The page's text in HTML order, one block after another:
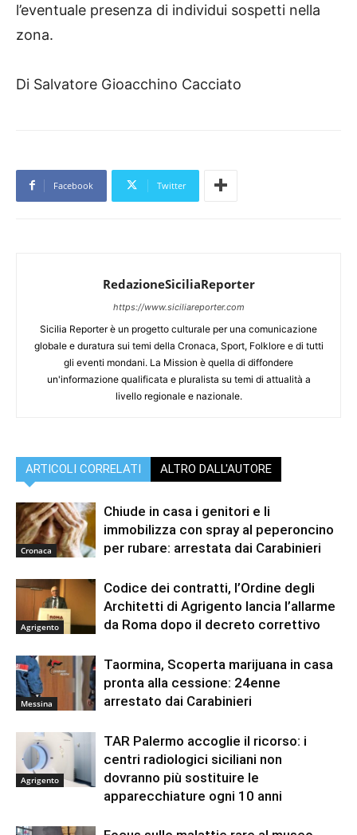
l’eventuale presenza di individui sospetti nella
zona.
Di Salvatore Gioacchino Cacciato
Facebook Twitter
RedazioneSiciliaReporter
https://www.siciliareporter.com
Sicilia Reporter è un progetto culturale per una comunicazione
globale e duratura sui temi della Cronaca, Sport, Folklore e di tutti
gli eventi mondani. La Mission è quella di diffondere
un'informazione qualificata e pluralista su temi di attualità a
livello regionale e nazionale.
ARTICOLI CORRELATI ALTRO DALL'AUTORE
Cronaca
Chiude in casa i genitori e li
immobilizza con spray al peperoncino
per rubare: arrestata dai Carabinieri
Agrigento
Codice dei contratti, l’Ordine degli
Architetti di Agrigento lancia l’allarme
da Roma dopo il decreto correttivo
Messina
Taormina, Scoperta marijuana in casa
pronta alla cessione: 24enne
arrestato dai Carabinieri
Agrigento
TAR Palermo accoglie il ricorso: i
centri radiologici siciliani non
dovranno più sostituire le
apparecchiature ogni 10 anni